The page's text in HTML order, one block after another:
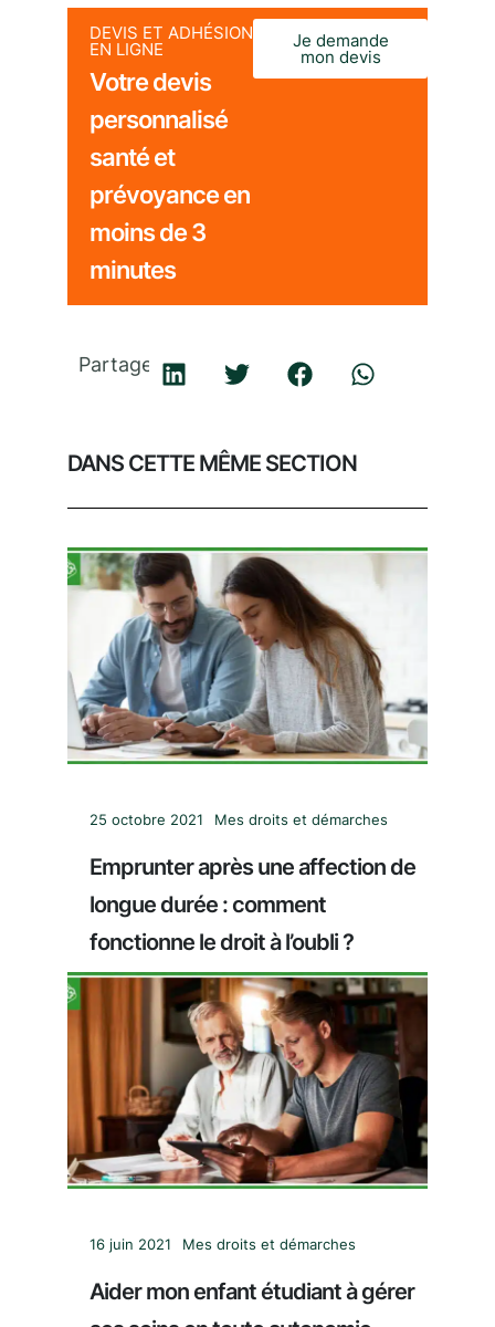
DEVIS ET ADHÉSION
EN LIGNE
Votre devis
personnalisé
santé et
prévoyance en
moins de 3
minutes
Je demande
mon devis
Partager
DANS CETTE MÊME SECTION
25 octobre 2021 Mes droits et démarches
Emprunter après une affection de
longue durée : comment
fonctionne le droit à l’oubli ?
16 juin 2021 Mes droits et démarches
Aider mon enfant étudiant à gérer